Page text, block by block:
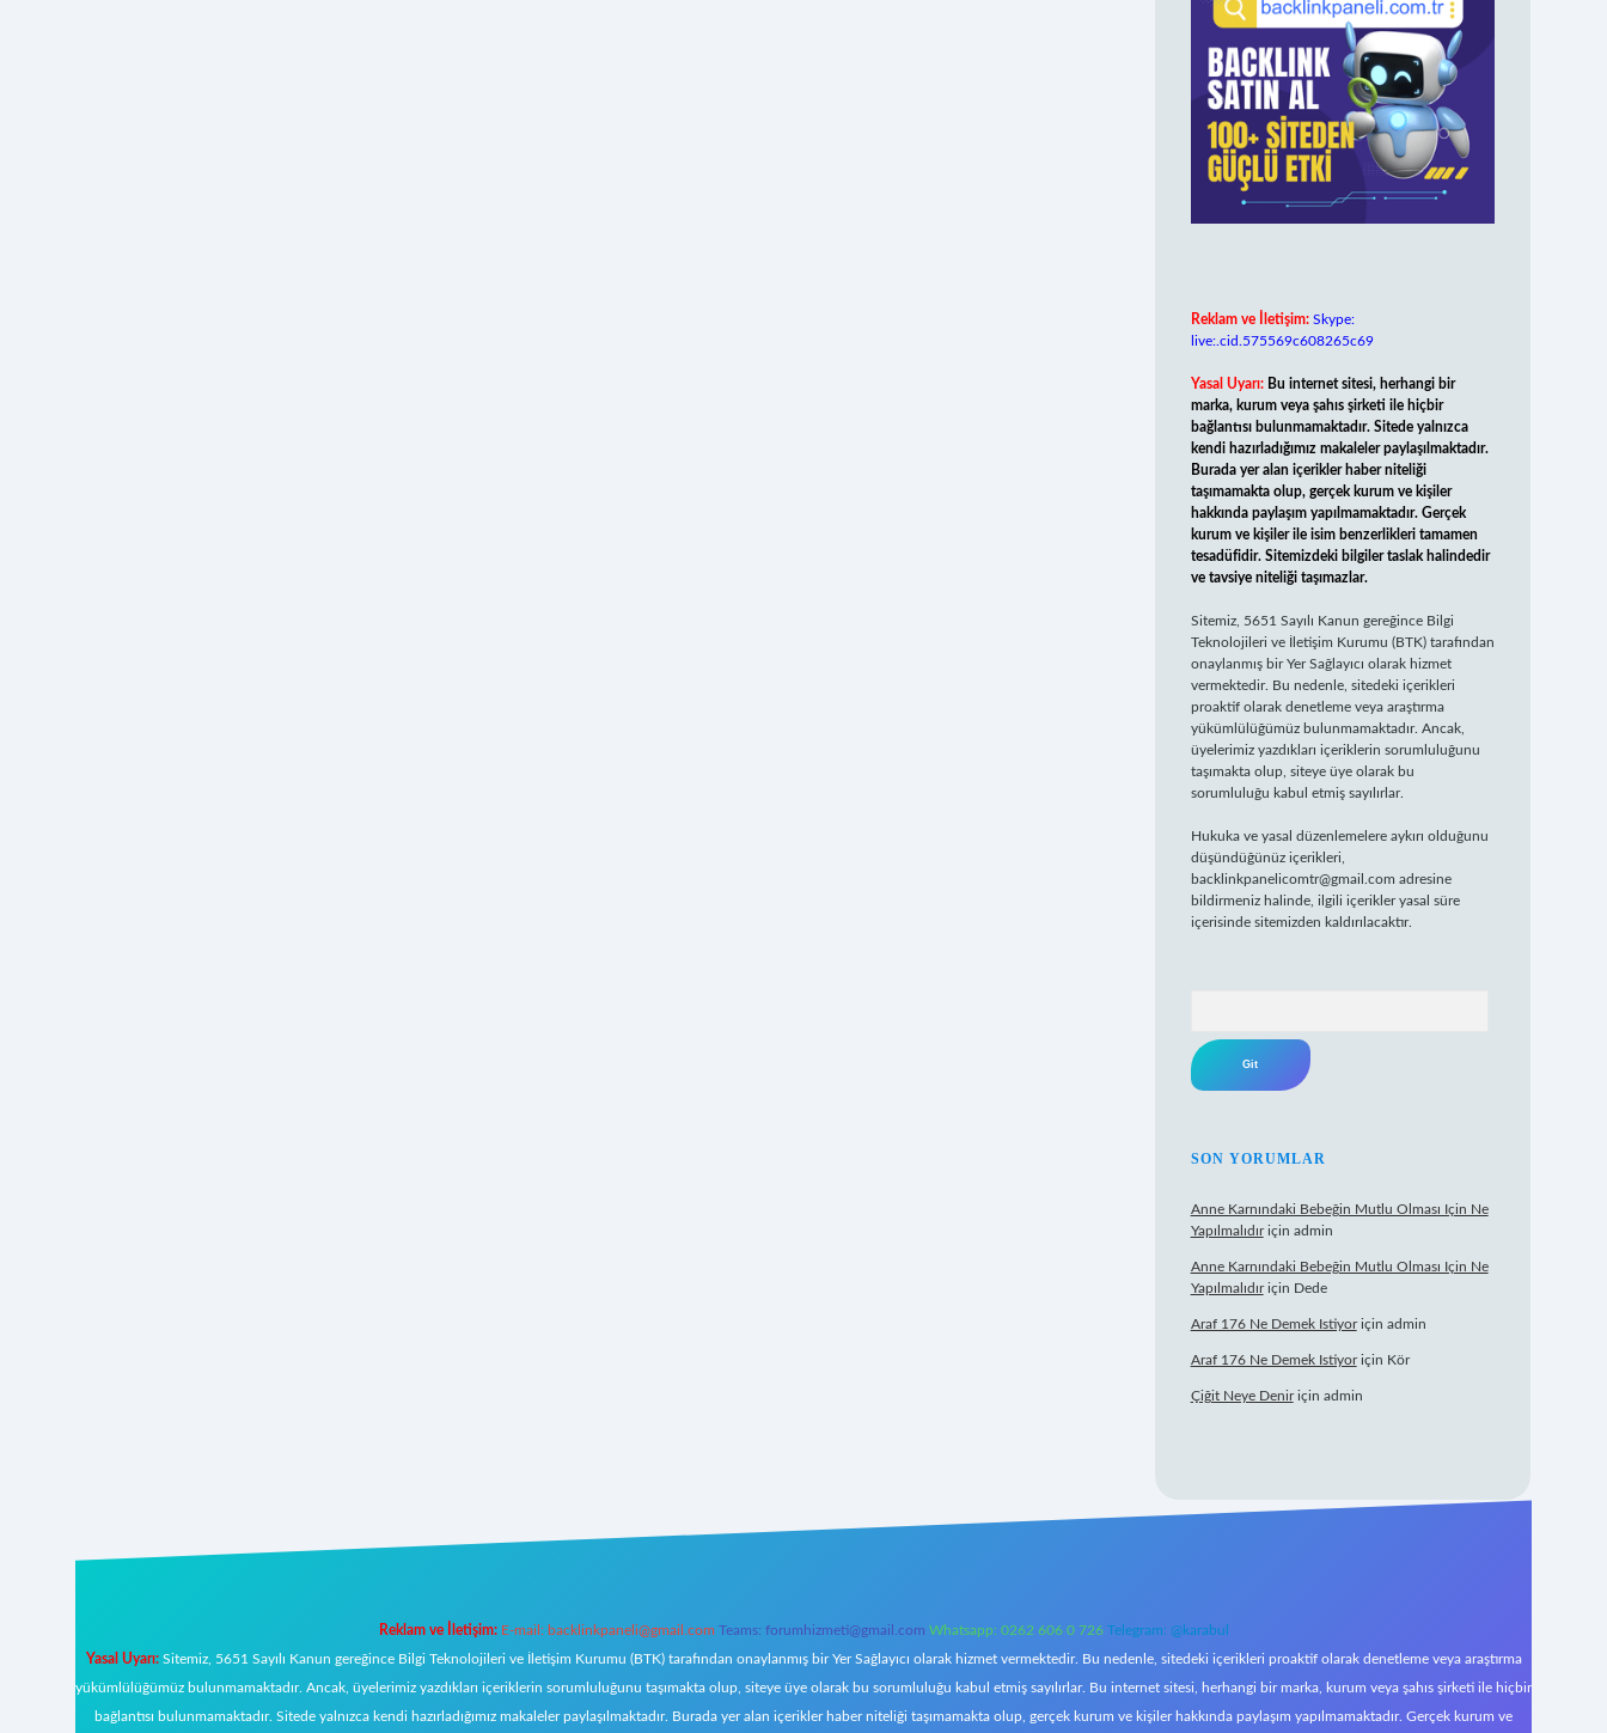
Reklam ve İletişim: Skype:
live:.cid.575569c608265c69
Yasal Uyarı: Bu internet sitesi, herhangi bir
marka, kurum veya şahıs şirketi ile hiçbir
bağlantısı bulunmamaktadır. Sitede yalnızca
kendi hazırladığımız makaleler paylaşılmaktadır.
Burada yer alan içerikler haber niteliği
taşımamakta olup, gerçek kurum ve kişiler
hakkında paylaşım yapılmamaktadır. Gerçek
kurum ve kişiler ile isim benzerlikleri tamamen
tesadüfidir. Sitemizdeki bilgiler taslak halindedir
ve tavsiye niteliği taşımazlar.
Sitemiz, 5651 Sayılı Kanun gereğince Bilgi
Teknolojileri ve İletişim Kurumu (BTK) tarafından
onaylanmış bir Yer Sağlayıcı olarak hizmet
vermektedir. Bu nedenle, sitedeki içerikleri
proaktif olarak denetleme veya araştırma
yükümlülüğümüz bulunmamaktadır. Ancak,
üyelerimiz yazdıkları içeriklerin sorumluluğunu
taşımakta olup, siteye üye olarak bu
sorumluluğu kabul etmiş sayılırlar.
Hukuka ve yasal düzenlemelere aykırı olduğunu
düşündüğünüz içerikleri,
backlinkpanelicomtr@gmail.com adresine
bildirmeniz halinde, ilgili içerikler yasal süre
içerisinde sitemizden kaldırılacaktır.
SON YORUMLAR
Anne Karnındaki Bebeğin Mutlu Olması Için Ne
Yapılmalıdıriçin admin
Anne Karnındaki Bebeğin Mutlu Olması Için Ne
Yapılmalıdıriçin Dede
Araf 176 Ne Demek Istiyoriçin admin
Araf 176 Ne Demek Istiyoriçin Kör
Çiğit Neye Deniriçin admin
Reklam ve İletişim: E-mail: backlinkpaneli@gmail.com Teams: forumhizmeti@gmail.com Whatsapp: 0262 606 0 726 Telegram: @karabul
Yasal Uyarı:Sitemiz, 5651 Sayılı Kanun gereğince Bilgi Teknolojileri ve İletişim Kurumu (BTK) tarafından onaylanmış bir Yer Sağlayıcı olarak hizmet vermektedir. Bu nedenle, sitedeki içerikleri proaktif olarak denetleme veya araştırma
yükümlülüğümüz bulunmamaktadır. Ancak, üyelerimiz yazdıkları içeriklerin sorumluluğunu taşımakta olup, siteye üye olarak bu sorumluluğu kabul etmiş sayılırlar. Bu internet sitesi, herhangi bir marka, kurum veya şahıs şirketi ile hiçbir
bağlantısı bulunmamaktadır. Sitede yalnızca kendi hazırladığımız makaleler paylaşılmaktadır. Burada yer alan içerikler haber niteliği taşımamakta olup, gerçek kurum ve kişiler hakkında paylaşım yapılmamaktadır. Gerçek kurum ve